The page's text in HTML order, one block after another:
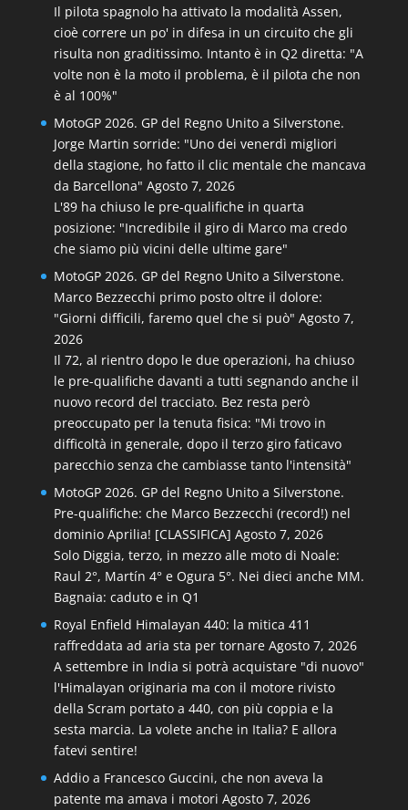
Il pilota spagnolo ha attivato la modalità Assen,
cioè correre un po' in difesa in un circuito che gli
risulta non graditissimo. Intanto è in Q2 diretta: "A
volte non è la moto il problema, è il pilota che non
è al 100%"
MotoGP 2026. GP del Regno Unito a Silverstone.
Jorge Martin sorride: "Uno dei venerdì migliori
della stagione, ho fatto il clic mentale che mancava
da Barcellona" Agosto 7, 2026
L'89 ha chiuso le pre-qualifiche in quarta
posizione: "Incredibile il giro di Marco ma credo
che siamo più vicini delle ultime gare"
MotoGP 2026. GP del Regno Unito a Silverstone.
Marco Bezzecchi primo posto oltre il dolore:
"Giorni difficili, faremo quel che si può" Agosto 7,
2026
Il 72, al rientro dopo le due operazioni, ha chiuso
le pre-qualifiche davanti a tutti segnando anche il
nuovo record del tracciato. Bez resta però
preoccupato per la tenuta fisica: "Mi trovo in
difficoltà in generale, dopo il terzo giro faticavo
parecchio senza che cambiasse tanto l'intensità"
MotoGP 2026. GP del Regno Unito a Silverstone.
Pre-qualifiche: che Marco Bezzecchi (record!) nel
dominio Aprilia! [CLASSIFICA] Agosto 7, 2026
Solo Diggia, terzo, in mezzo alle moto di Noale:
Raul 2°, Martín 4° e Ogura 5°. Nei dieci anche MM.
Bagnaia: caduto e in Q1
Royal Enfield Himalayan 440: la mitica 411
raffreddata ad aria sta per tornare Agosto 7, 2026
A settembre in India si potrà acquistare "di nuovo"
l'Himalayan originaria ma con il motore rivisto
della Scram portato a 440, con più coppia e la
sesta marcia. La volete anche in Italia? E allora
fatevi sentire!
Addio a Francesco Guccini, che non aveva la
patente ma amava i motori Agosto 7, 2026